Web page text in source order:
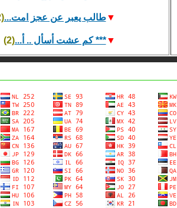
▼طالب يعبر عن عجز امت...(2)
▼*** ﻛﻢ ﻋﺸﺖ ﺃﺳﺄﻝ .. ﺃ...(2)